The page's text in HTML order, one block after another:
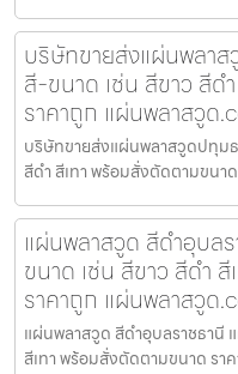
บริษัทขายส่งแผ่นพลา
สี-ขนาด เช่น สีขาว สีด
ราคาถูก แผ่นพลาสวูด
บริษัทขายส่งแผ่นพลาสวูดปทุม
สีดำ สีเทา พร้อมสั่งตัดตามขน
แผ่นพลาสวูด สีดำอุบล
ขนาด เช่น สีขาว สีดำ
ราคาถูก แผ่นพลาสวูด
แผ่นพลาสวูด สีดำอุบลราชธานี
สีเทา พร้อมสั่งตัดตามขนาด ร